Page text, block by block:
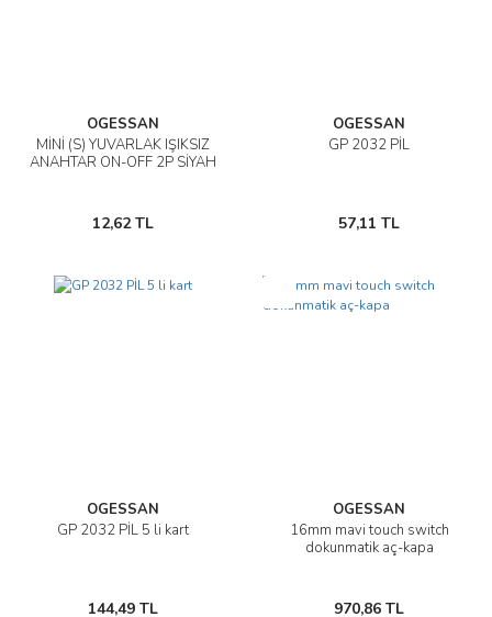
OGESSAN
MİNİ (S) YUVARLAK IŞIKSIZ
ANAHTAR ON-OFF 2P SİYAH
12,62 TL
OGESSAN
GP 2032 PİL
57,11 TL
OGESSAN
GP 2032 PİL 5 li kart
144,49 TL
OGESSAN
16mm mavi touch switch
dokunmatik aç-kapa
970,86 TL